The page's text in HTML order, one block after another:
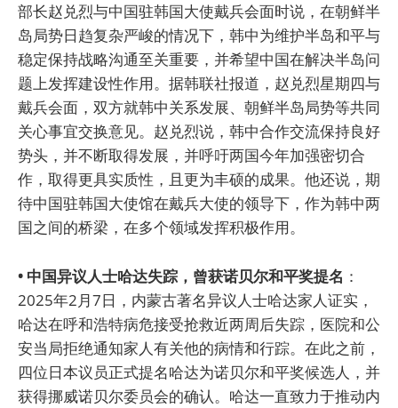
部长赵兑烈与中国驻韩国大使戴兵会面时说，在朝鲜半
岛局势日趋复杂严峻的情况下，韩中为维护半岛和平与
稳定保持战略沟通至关重要，并希望中国在解决半岛问
题上发挥建设性作用。据韩联社报道，赵兑烈星期四与
戴兵会面，双方就韩中关系发展、朝鲜半岛局势等共同
关心事宜交换意见。赵兑烈说，韩中合作交流保持良好
势头，并不断取得发展，并呼吁两国今年加强密切合
作，取得更具实质性，且更为丰硕的成果。他还说，期
待中国驻韩国大使馆在戴兵大使的领导下，作为韩中两
国之间的桥梁，在多个领域发挥积极作用。
• 中国异议人士哈达失踪，曾获诺贝尔和平奖提名 ：
2025年2月7日，内蒙古著名异议人士哈达家人证实，
哈达在呼和浩特病危接受抢救近两周后失踪，医院和公
安当局拒绝通知家人有关他的病情和行踪。在此之前，
四位日本议员正式提名哈达为诺贝尔和平奖候选人，并
获得挪威诺贝尔委员会的确认。哈达一直致力于推动内